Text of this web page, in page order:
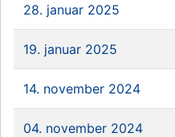
28. januar 2025
19. januar 2025
14. november 2024
04. november 2024